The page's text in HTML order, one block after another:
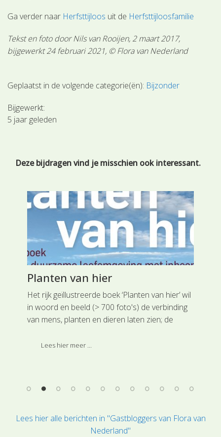
Ga verder naar Herfsttijloos uit de Herfsttijloosfamilie
Tekst en foto door Nils van Rooijen, 2 maart 2017,
bijgewerkt 24 februari 2021, © Flora van Nederland
Geplaatst in de volgende categorie(ën): Bijzonder
Bijgewerkt:
5 jaar geleden
Deze bijdragen vind je misschien ook interessant.
Planten van hier
Het rijk geïllustreerde boek ‘Planten van hier’ wil
in woord en beeld (> 700 foto's) de verbinding
van mens, planten en dieren laten zien; de
onderdeel van een groter geheel zijn en dat
Lees hier meer ...
Lees hier alle berichten in "Gastbloggers van Flora van
Nederland"